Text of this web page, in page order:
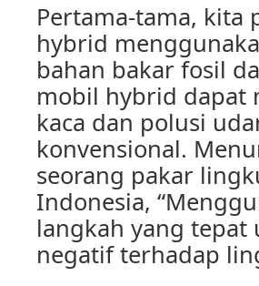
Pertama-tama, kita
hybrid
bahan bakar fosil
mobil hybrid dapat
kaca dan polusi
konvensional.
seorang pakar
Indonesia,
langkah yang
negatif terhadap